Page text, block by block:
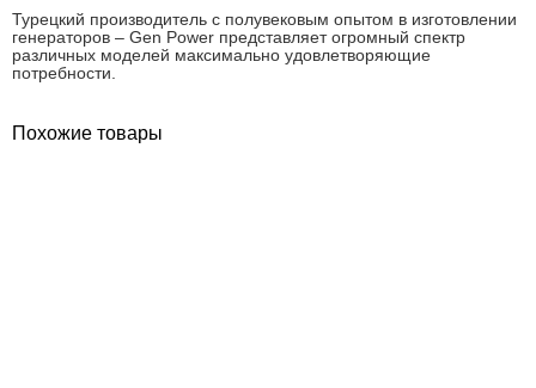
Турецкий производитель с полувековым опытом в изготовлении
генераторов – Gen Power представляет огромный спектр
различных моделей максимально удовлетворяющие
потребности.
Похожие товары